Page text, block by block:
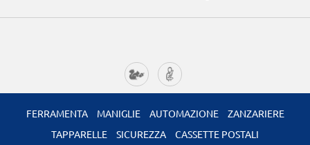
FERRAMENTA MANIGLIE AUTOMAZIONE
ZANZARIERE
TAPPARELLE
SICUREZZA CASSETTE POSTALI